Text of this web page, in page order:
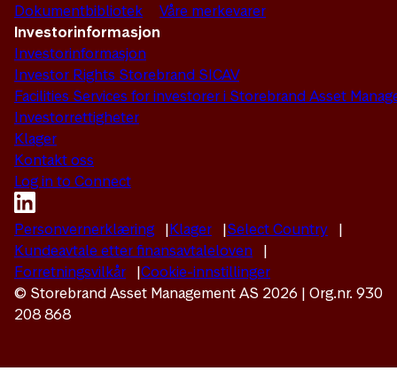
Dokumentbibliotek
Våre merkevarer
Investorinformasjon
Investorinformasjon
Investor Rights Storebrand SICAV
Facilities Services for investorer i Storebrand Asset
Investorrettigheter
Klager
Kontakt oss
Log in to Connect
Personvernerklæring Klager
Select Country
Kundeavtale etter finansavtaleloven
Forretningsvilkår
Cookie-innstillinger
© Storebrand Asset Management AS 2026 | Org.nr. 930
208 868